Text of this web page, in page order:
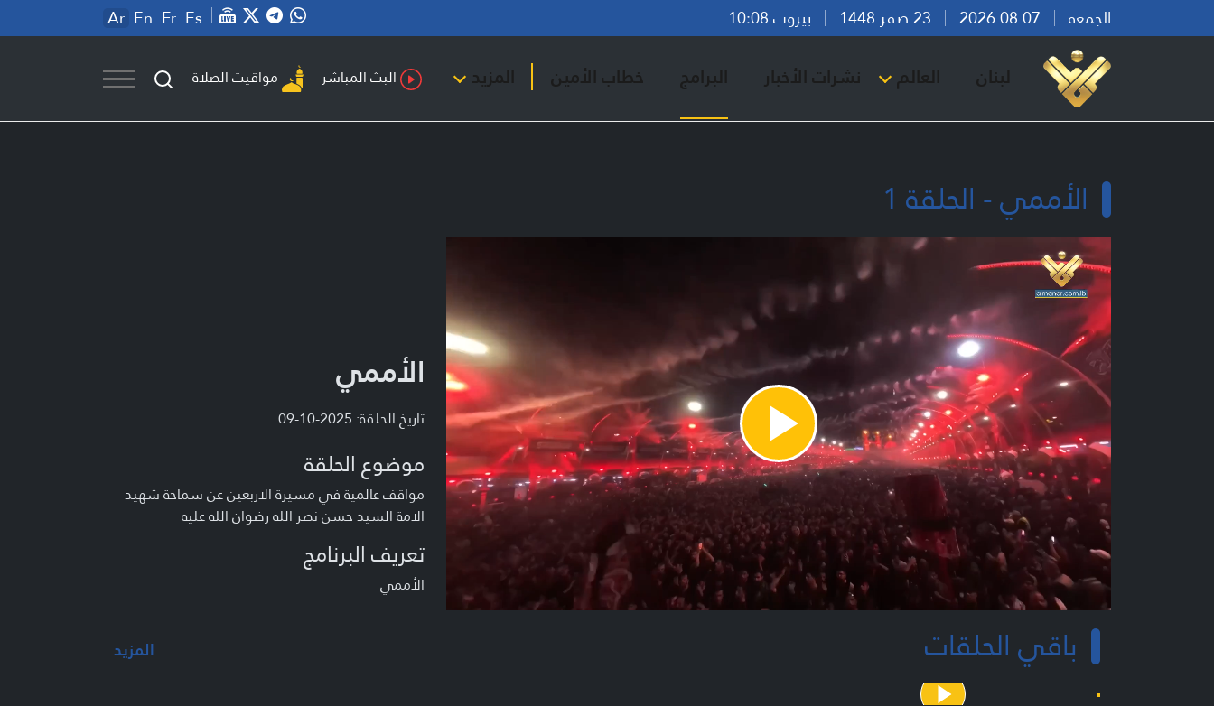
الجمعة بيروت 10:08 Ar En Fr Es
لبنان العالم نشرات الأخبار البرامج خطاب الأمين المزيد البث المباشر مواقيت الصلاة
الأممي - الحلقة 1
Play
Video
الأممي
تاريخ الحلقة: 2025-10-09
موضوع الحلقة
مواقف عالمية في مسيرة الاربعين عن سماحة شهيد
الامة السيد حسن نصر الله رضوان الله عليه
تعريف البرنامج
الأممي
باقي الحلقات المزيد